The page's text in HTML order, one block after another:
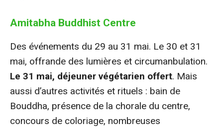
Amitabha Buddhist Centre
Des événements du 29 au 31 mai. Le 30 et 31
mai, offrande des lumières et circumanbulation.
Le 31 mai, déjeuner végétarien offert. Mais
aussi d’autres activités et rituels : bain de
Bouddha, présence de la chorale du centre,
concours de coloriage, nombreuses